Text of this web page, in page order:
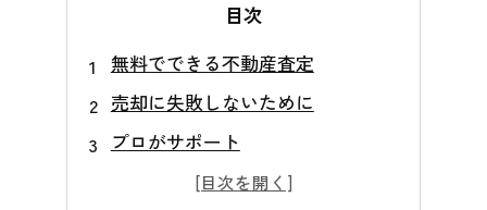
目次
無料でできる不動産査定
売却に失敗しないために
プロがサポート
市場価値を把握